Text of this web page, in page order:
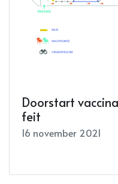
Doorstart
feit
16 november 2021